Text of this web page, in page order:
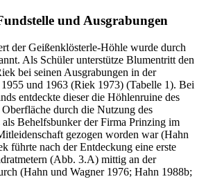
und Ausgrabungen
der Geißenklösterle-Höhle wurde durch
Als Schüler unterstütze Blumentritt den
bei seinen Ausgrabungen in der
und 1963 (Riek 1973) (Tabelle 1). Bei
entdeckte dieser die Höhlenruine des
durch die Nutzung des
Behelfsbunker der Firma Prinzing im
gezogen worden war (Hahn
führte nach der Entdeckung eine erste
(Abb. 3.A) mittig an der
(Hahn und Wagner 1976; Hahn 1988b;